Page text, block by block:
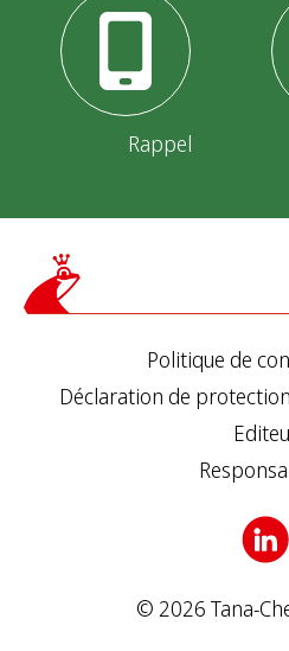
Rappel
© 2026 Tana-
Politique de
Déclaration de